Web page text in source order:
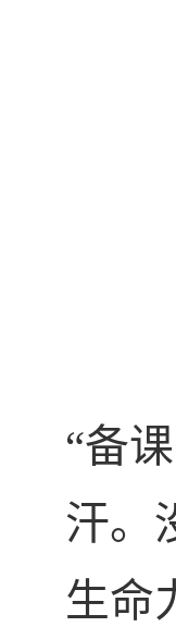
“备
汗。
生命